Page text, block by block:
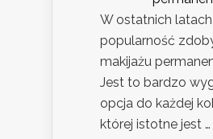
W ostatnich
popularność
makijażu
Jest to bardzo
opcja do każdej
której istotne jest …